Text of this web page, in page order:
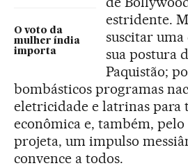
O voto da
mulher índia
importa
estridente.
suscitar
sua postura
Paquistão;
bombásticos programas
eletricidade e latrinas para
econômica e, também,
projeta, um impulso
convence a todos.